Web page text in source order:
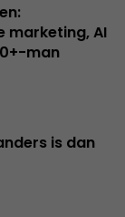
marketing, AI
man
is dan